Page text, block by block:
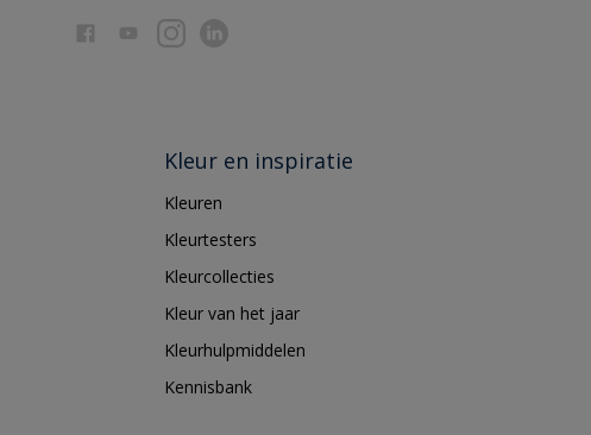
Kleur en inspiratie
Kleuren
Kleurtesters
Kleurcollecties
Kleur van het jaar
Kleurhulpmiddelen
Kennisbank